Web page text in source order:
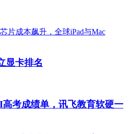
显卡排名
高考成绩单，讯飞教育软硬一